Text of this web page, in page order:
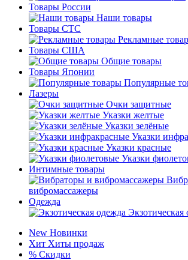
Товары России
Наши товары
Товары СТС
Рекламные
Товары США
Общие товары
Товары Японии
Популярные
Лазеры
Очки защитные
Указки желтые
Указки зелёные
Указки
Указки красные
Указки
Интимные товары
вибромассажеры
Одежда
Экзотическая
New Новинки
Хит Хиты продаж
% Скидки